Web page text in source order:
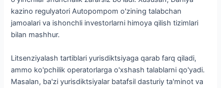
kazino regulyatori Autopompom o'zining talabchan
jamoalari va ishonchli investorlarni himoya qilish tizimlari
bilan mashhur.
Litsenziyalash tartiblari yurisdiktsiyaga qarab farq qiladi,
ammo ko'pchilik operatorlarga o'xshash talablarni qo'yadi.
Masalan, ba'zi yurisdiktsiyalar batafsil dasturiy ta'minot va